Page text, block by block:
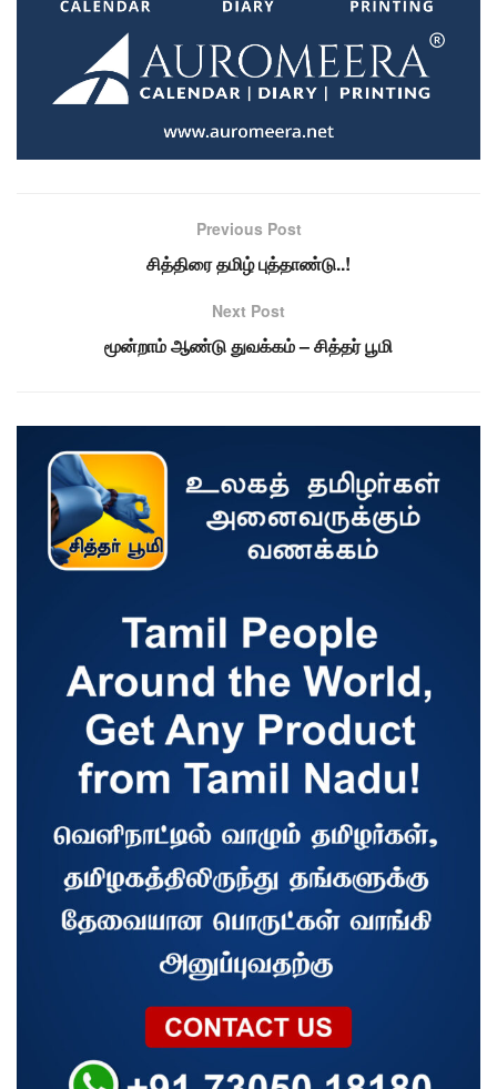
Previous Post
சித்திரை தமிழ் புத்தாண்டு..!
Next Post
மூன்றாம் ஆண்டு துவக்கம் – சித்தர் பூமி